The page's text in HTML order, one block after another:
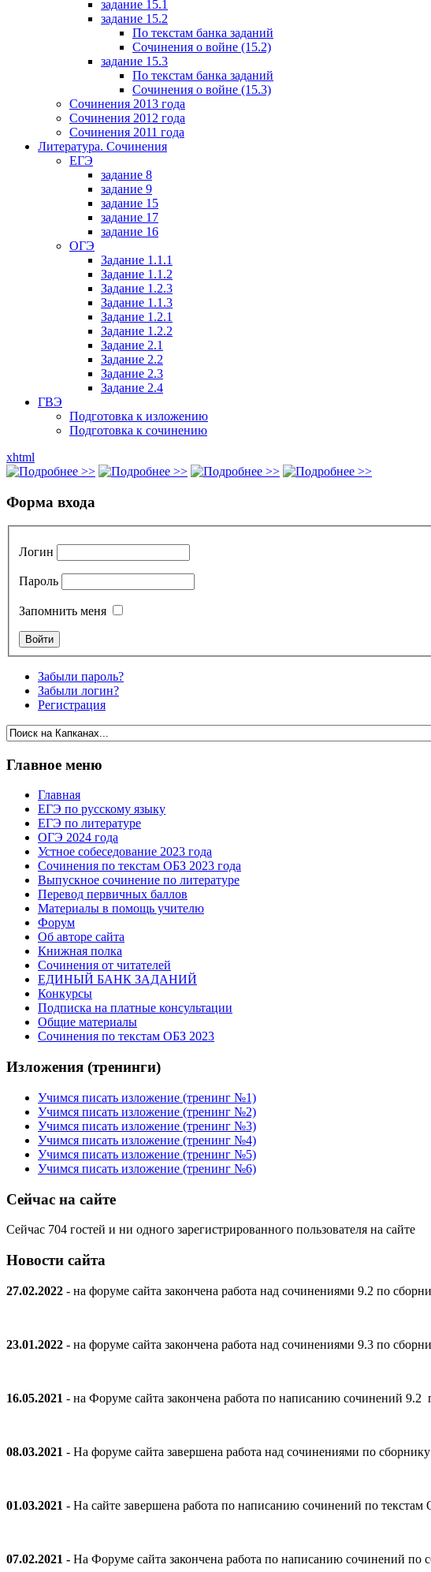
задание 15.1
задание 15.2
По текстам банка заданий
Сочинения о войне (15.2)
задание 15.3
По текстам банка заданий
Сочинения о войне (15.3)
Сочинения 2013 года
Сочинения 2012 года
Сочинения 2011 года
Литература. Сочинения
ЕГЭ
задание 8
задание 9
задание 15
задание 17
задание 16
ОГЭ
Задание 1.1.1
Задание 1.1.2
Задание 1.2.3
Задание 1.1.3
Задание 1.2.1
Задание 1.2.2
Задание 2.1
Задание 2.2
Задание 2.3
Задание 2.4
ГВЭ
Подготовка к изложению
Подготовка к сочинению
xhtml
Форма входа
Логин
Пароль
Запомнить меня
Забыли пароль?
Забыли логин?
Регистрация
Главное меню
Главная
ЕГЭ по русскому языку
ЕГЭ по литературе
ОГЭ 2024 года
Устное собеседование 2023 года
Сочинения по текстам ОБЗ 2023 года
Выпускное сочинение по литературе
Перевод первичных баллов
Материалы в помощь учителю
Форум
Об авторе сайта
Книжная полка
Cочинения от читателей
ЕДИНЫЙ БАНК ЗАДАНИЙ
Конкурсы
Подписка на платные консультации
Общие материалы
Сочинения по текстам ОБЗ 2023
Изложения (тренинги)
Учимся писать изложение (тренинг №1)
Учимся писать изложение (тренинг №2)
Учимся писать изложение (тренинг №3)
Учимся писать изложение (тренинг №4)
Учимся писать изложение (тренинг №5)
Учимся писать изложение (тренинг №6)
Сейчас на сайте
Сейчас 704 гостей и ни одного зарегистрированного пользователя на сайте
Новости сайта
27.02.2022 - на форуме сайта закончена работа над сочинениями 9.2 по
23.01.2022 - на форуме сайта закончена работа над сочинениями 9.3 по
16.05.2021 - на Форуме сайта закончена работа по написанию сочинений
08.03.2021 - На форуме сайта завершена работа над сочинениями по
01.03.2021 - На сайте завершена работа по написанию сочинений по
07.02.2021 - На Форуме сайта закончена работа по написанию сочинений